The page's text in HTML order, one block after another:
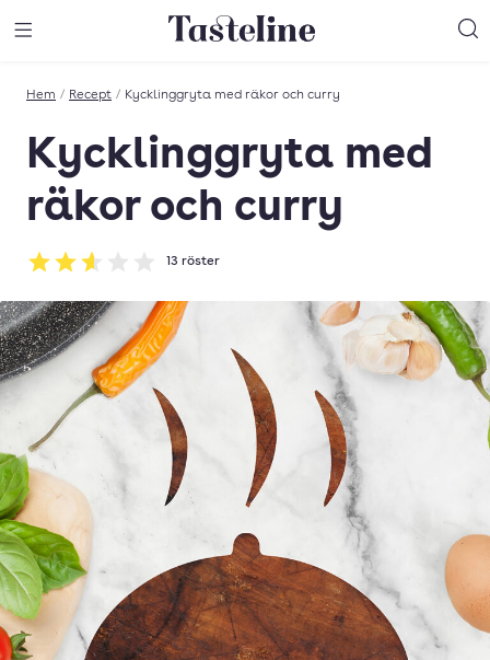
Till Tastelines startsida
Hem / Recept / Kycklinggryta med räkor och curry
Kycklinggryta med
räkor och curry
Betyg: 2.62 av 5
13 röster